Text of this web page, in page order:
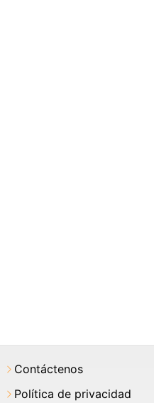
Contáctenos
Política de privacidad